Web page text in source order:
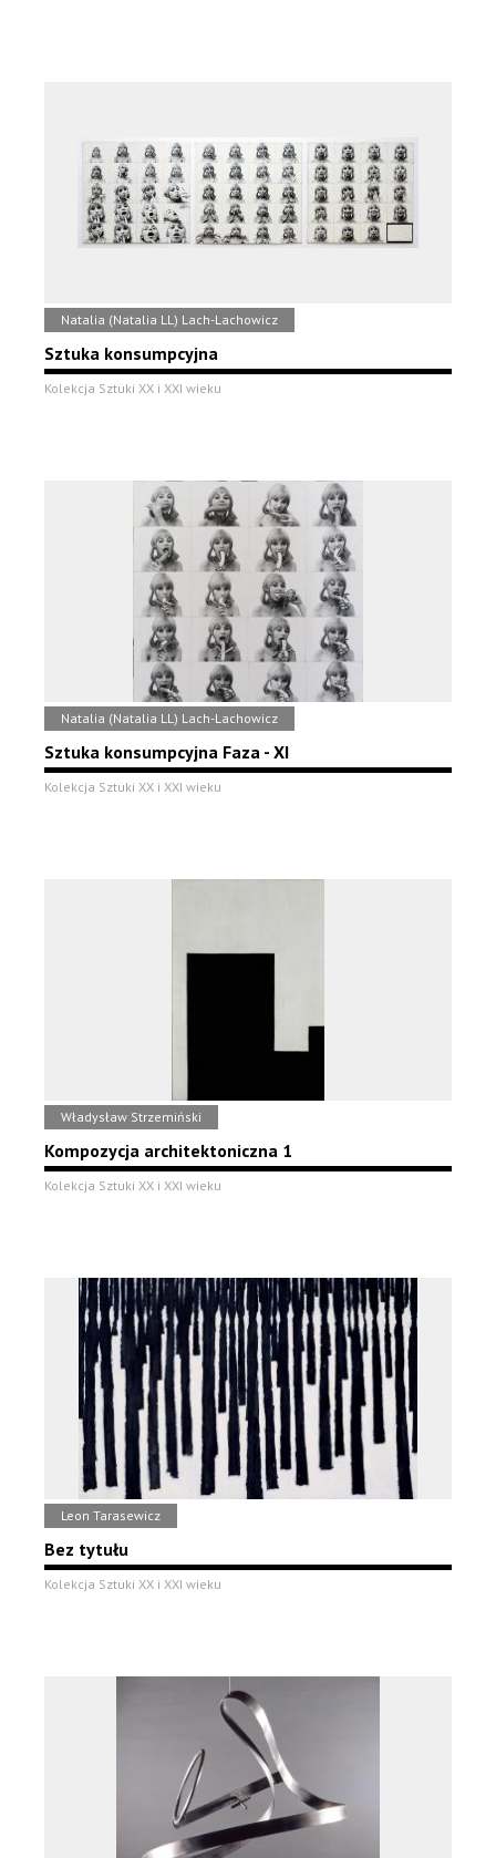
Natalia (Natalia LL) Lach-Lachowicz
Sztuka konsumpcyjna
Kolekcja Sztuki XX i XXI wieku
Natalia (Natalia LL) Lach-Lachowicz
Sztuka konsumpcyjna Faza - XI
Kolekcja Sztuki XX i XXI wieku
Władysław Strzemiński
Kompozycja architektoniczna 1
Kolekcja Sztuki XX i XXI wieku
Leon Tarasewicz
Bez tytułu
Kolekcja Sztuki XX i XXI wieku